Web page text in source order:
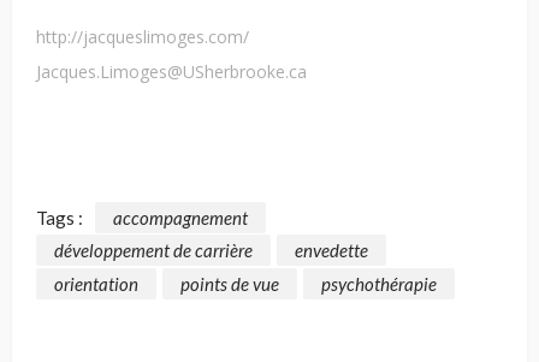
http://jacqueslimoges.com/
Jacques.Limoges@USherbrooke.ca
Tags :
accompagnement
développement de carrière
envedette
orientation
points de vue psychothérapie